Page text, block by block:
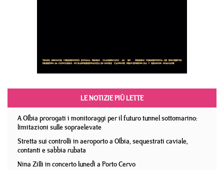
LE NOTIZIE PIÙ LETTE
A Olbia prorogati i monitoraggi per il futuro tunnel sottomarino:
limitazioni sulle sopraelevate
Stretta sui controlli in aeroporto a Olbia, sequestrati caviale,
contanti e sabbia rubata
Nina Zilli in concerto lunedì a Porto Cervo